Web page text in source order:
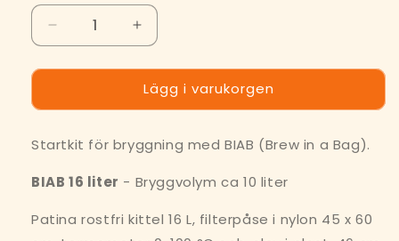
Minska
kvantitet
för
Humlegården
Brew
a
Startkit
Öka
kvantitet
för
Humlegården
Brew
a
Startkit
Lägg i varukorgen
Startkit för bryggning med BIAB (Brew in a Bag).
BIAB 16 liter - Bryggvolym ca 10 liter
Patina rostfri kittel 16 L, filterpåse i nylon 45 x 60